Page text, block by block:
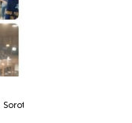
Sorotan